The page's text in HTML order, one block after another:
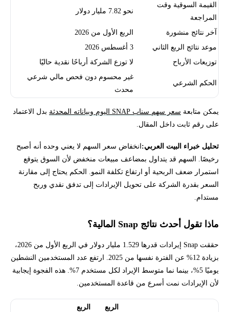
القيمة السوقية وقت
المراجعة
نحو 7.82 مليار دولار
آخر نتائج منشورة
الربع الأول من 2026
موعد نتائج الربع الثاني
3 أغسطس 2026
توزيعات الأرباح
لا توزع الشركة أرباحًا نقدية حاليًا
الحكم الشرعي
غير محسوم دون فحص مالي شرعي
محدث
يمكن متابعة سعر سهم سناب SNAP اليوم وبياناته المحدثة
بدل الاعتماد
على رقم ثابت داخل المقال.
تحليل خبراء البيت العربي:انخفاض سعر السهم لا يعني وحده أنه أصبح
رخيصًا. السهم قد يتداول بمضاعف مبيعات منخفض لأن السوق يتوقع
استمرار ضعف الربحية أو ارتفاع تكلفة النمو. الحكم يحتاج إلى مقارنة
السعر بقدرة الشركة على تحويل الإيرادات إلى تدفق نقدي وربح
مستدام.
ماذا تقول أحدث نتائج Snap المالية؟
حققت Snap إيرادات قدرها 1.529 مليار دولار في الربع الأول من 2026،
بزيادة 12% عن الفترة نفسها من 2025. ارتفع عدد المستخدمين النشطين
يوميًا 5%، بينما نما متوسط الإيراد لكل مستخدم 7%. هذه الفجوة إيجابية
لأن الإيرادات نمت أسرع من قاعدة المستخدمين.
الربع الربع